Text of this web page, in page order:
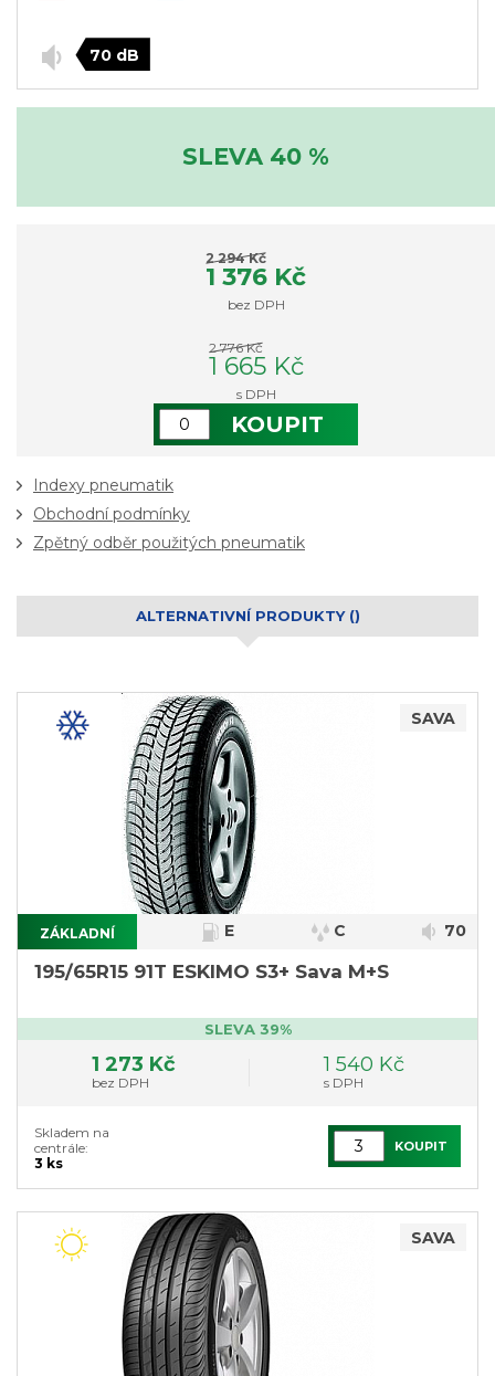
70 dB
SLEVA 40 %
2 294 Kč
1 376 Kč
bez DPH
2 776 Kč
1 665 Kč
s DPH
KOUPIT
Indexy pneumatik
Obchodní podmínky
Zpětný odběr použitých pneumatik
ALTERNATIVNÍ PRODUKTY ()
SAVA
ZÁKLADNÍ E C 70
195/65R15 91T ESKIMO S3+ Sava M+S
SLEVA 39%
1 273 Kč
bez DPH
1 540 Kč
s DPH
Skladem na
centrále:
3 ks
KOUPIT
SAVA